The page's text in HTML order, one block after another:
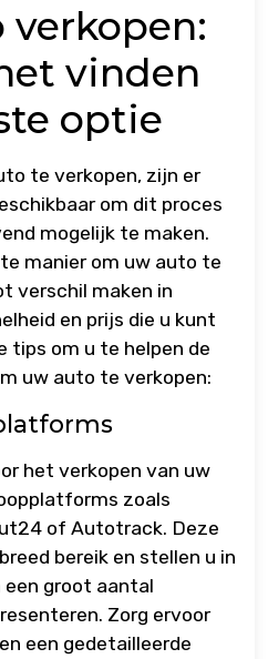
verkopen:
vinden
optie
te verkopen, zijn er
om dit proces
mogelijk te maken.
manier om uw auto te
verschil maken in
en prijs die u kunt
tips om u te helpen de
uw auto te verkopen:
het verkopen van uw
zoals
of Autotrack. Deze
bereik en stellen u in
groot aantal
Zorg ervoor
een gedetailleerde